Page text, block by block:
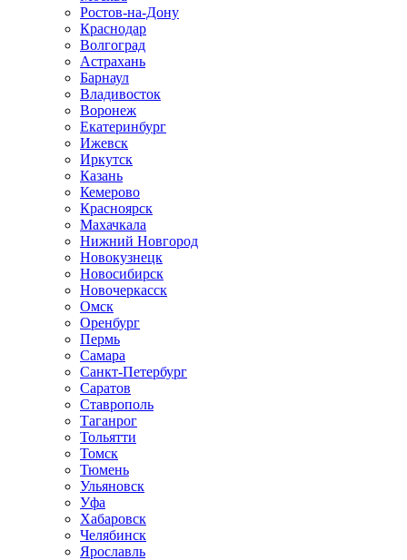
Ростов-на-Дону
Краснодар
Волгоград
Астрахань
Барнаул
Владивосток
Воронеж
Екатеринбург
Ижевск
Иркутск
Казань
Кемерово
Красноярск
Махачкала
Нижний Новгород
Новокузнецк
Новосибирск
Новочеркаcск
Омск
Оренбург
Пермь
Самара
Санкт-Петербург
Саратов
Ставрополь
Таганрог
Тольятти
Томск
Тюмень
Ульяновск
Уфа
Хабаровск
Челябинск
Ярославль